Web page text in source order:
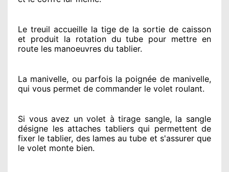
Le treuil accueille la tige de la sortie de caisson
et produit la rotation du tube pour mettre en
route les manoeuvres du tablier.
La manivelle, ou parfois la poignée de manivelle,
qui vous permet de commander le volet roulant.
Si vous avez un volet à tirage sangle, la sangle
désigne les attaches tabliers qui permettent de
fixer le tablier, des lames au tube et s'assurerque
le volet monte bien.